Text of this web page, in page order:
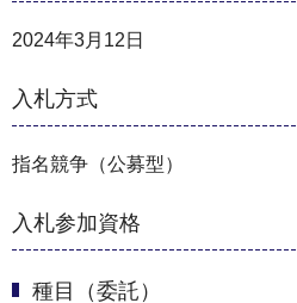
2024年3月12日
入札方式
指名競争（公募型）
入札参加資格
種目（委託）